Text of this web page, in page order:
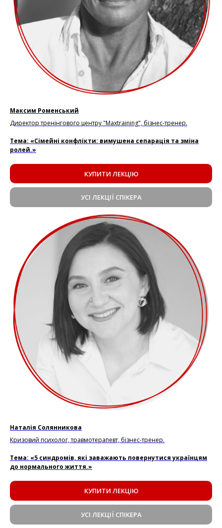
Максим Роменський
Директор тренінгового центру "Maxtraining", бізнес-тренер.
Тема: «Сімейні конфлікти: вимушена сепарація та зміна
ролей.»
КУПИТИ ЛЕКЦІЮ
УСІ ЛЕКЦІЇ СПІКЕРА
Наталія Солянникова
Кризовий психолог, травмотерапевт, бізнес-тренер.
Тема: «5 синдромів, які заважають повернутися українцям
до нормального життя.»
КУПИТИ ЛЕКЦІЮ
УСІ ЛЕКЦІЇ СПІКЕРА